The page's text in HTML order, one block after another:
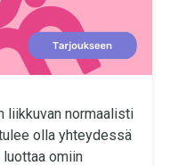
liikkuvan normaalisti
olla yhteydessä
omiin